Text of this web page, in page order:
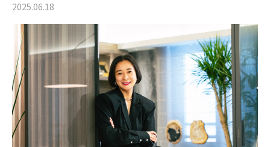
2025.06.18